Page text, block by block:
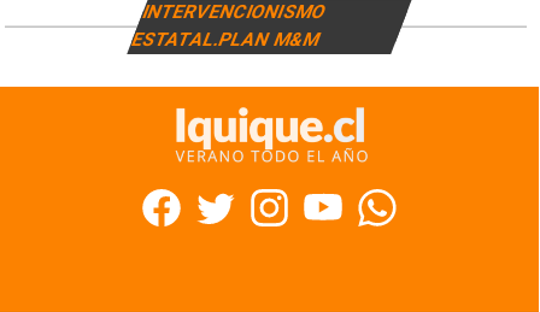
INTERVENCIONISMO
ESTATAL.PLAN M&M